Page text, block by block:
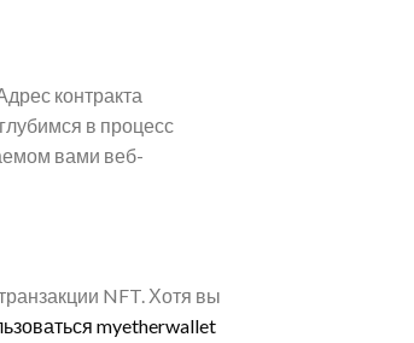
контракта
в процесс
вами веб-
NFT. Хотя вы
myetherwallet